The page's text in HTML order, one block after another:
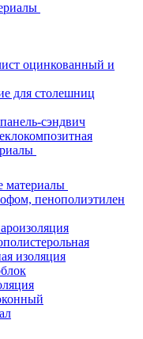
оцинкованный и
для столешниц
сэндвич
материалы
пенополиэтилен
изоляция